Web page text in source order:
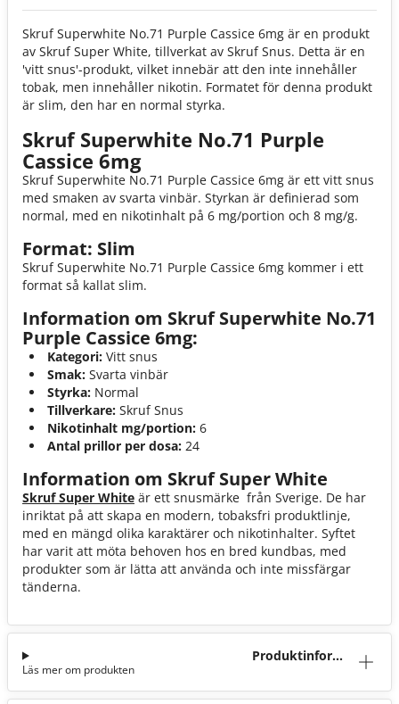
Skruf Superwhite No.71 Purple Cassice 6mg är en produkt
av Skruf Super White, tillverkat av Skruf Snus. Detta är en
'vitt snus'-produkt, vilket innebär att den inte innehåller
tobak, men innehåller nikotin. Formatet för denna produkt
är slim, den har en normal styrka.
Skruf Superwhite No.71 Purple
Cassice 6mg
Skruf Superwhite No.71 Purple Cassice 6mg är ett vitt snus
med smaken av svarta vinbär. Styrkan är definierad som
normal, med en nikotinhalt på 6 mg/portion och 8 mg/g.
Format: Slim
Skruf Superwhite No.71 Purple Cassice 6mg kommer i ett
format så kallat slim.
Information om Skruf Superwhite No.71
Purple Cassice 6mg:
Kategori: Vitt snus
Smak: Svarta vinbär
Styrka: Normal
Tillverkare: Skruf Snus
Nikotinhalt mg/portion: 6
Antal prillor per dosa: 24
Information om Skruf Super White
Skruf Super White är ett snusmärke från Sverige. De har
inriktat på att skapa en modern, tobaksfri produktlinje,
med en mängd olika karaktärer och nikotinhalter. Syftet
har varit att möta behoven hos en bred kundbas, med
produkter som är lätta att använda och inte missfärgar
tänderna.
Produktinforma
Läs mer om produkten